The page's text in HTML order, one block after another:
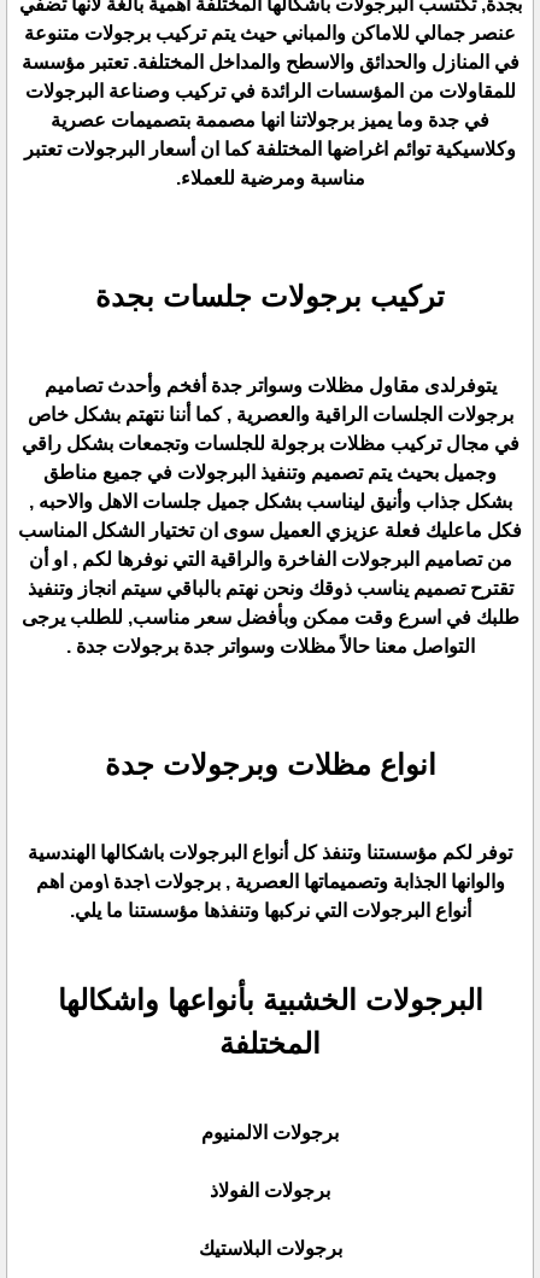
عنصر جمالي للاماكن والمباني حيث يتم تركيب برجولات متنوعة
في المنازل والحدائق والاسطح والمداخل المختلفة. تعتبر مؤسسة
للمقاولات من المؤسسات الرائدة في تركيب وصناعة البرجولات
في جدة وما يميز برجولاتنا انها مصممة بتصميمات عصرية
وكلاسيكية توائم اغراضها المختلفة كما ان أسعار البرجولات تعتبر
مناسبة ومرضية للعملاء.
تركيب برجولات جلسات بجدة
يتوفرلدى مقاول مظلات وسواتر جدة أفخم وأحدث تصاميم
برجولات الجلسات الراقية والعصرية , كما أننا نتهتم بشكل خاص
في مجال تركيب مظلات برجولة للجلسات وتجمعات بشكل راقي
وجميل بحيث يتم تصميم وتنفيذ البرجولات في جميع مناطق
بشكل جذاب وأنيق ليناسب بشكل جميل جلسات الاهل والاحبه ,
فكل ماعليك فعلة عزيزي العميل سوى ان تختيار الشكل المناسب
من تصاميم البرجولات الفاخرة والراقية التي نوفرها لكم , او أن
تقترح تصميم يناسب ذوقك ونحن نهتم بالباقي سيتم انجاز وتنفيذ
طلبك في اسرع وقت ممكن وبأفضل سعر مناسب, للطلب يرجى
التواصل معنا حالاً مظلات وسواتر جدة برجولات جدة .
انواع مظلات وبرجولات جدة
توفر لكم مؤسستنا وتنفذ كل أنواع البرجولات باشكالها الهندسية
والوانها الجذابة وتصميماتها العصرية , برجولات \جدة \ومن اهم
أنواع البرجولات التي نركبها وتنفذها مؤسستنا ما يلي.
البرجولات الخشبية بأنواعها واشكالها
المختلفة
برجولات الالمنيوم
برجولات الفولاذ
برجولات البلاستيك